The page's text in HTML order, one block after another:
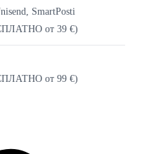
SmartPosti
от 39 €)
от 99 €)